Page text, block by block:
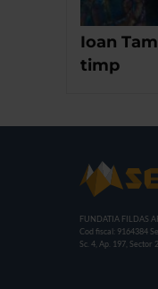
Ioan
timp
FUNDATIA FILDAS
Cod fiscal: 9164384
Sc. 4, Ap. 197, Sector 2